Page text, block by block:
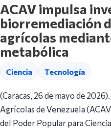
ACAV impulsa
biorremediación
agrícolas
metabólica
Ciencia Tecnología
(Caracas, 26 de mayo de
Agrícolas de Venezuela
del Poder Popular para